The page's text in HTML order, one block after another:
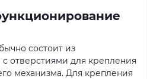
состоит из
с отверстиями для крепления
механизма. Для крепления